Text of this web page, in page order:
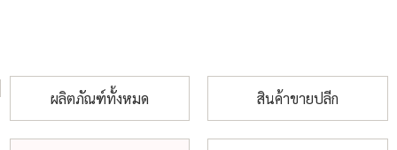
ผลิตภัณฑ์ทั้งหมด สินค้าขายปลีก